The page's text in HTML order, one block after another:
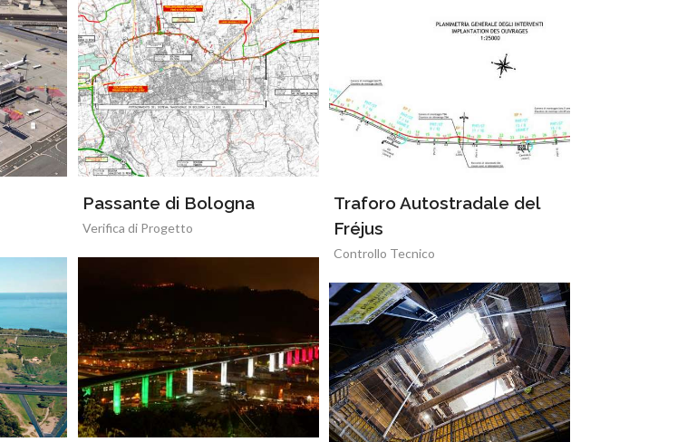
Passante di Bologna
Verifica di Progetto
Traforo Autostradale del
Fréjus
Controllo Tecnico